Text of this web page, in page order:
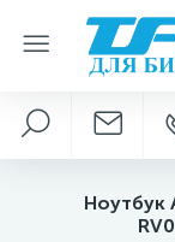
Ноутбук